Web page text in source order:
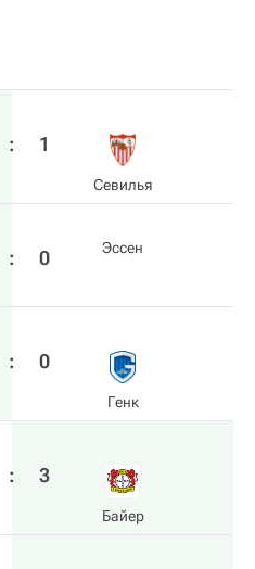
: 1
Севилья
: 0 Эссен
: 0
Генк
: 3
Байер